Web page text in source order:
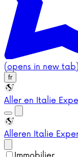
(opens in new tab)
fr
Aller en Italie
Alleren Italie